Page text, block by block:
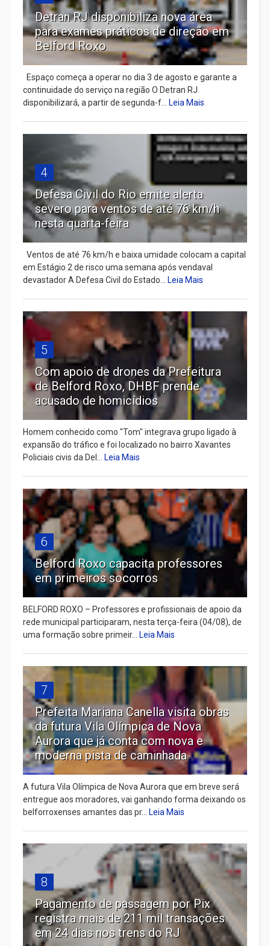
Detran RJ disponibiliza nova área
para exames práticos de direção em
Belford Roxo
Espaço começa a operar no dia 3 de agosto e garante a
continuidade do serviço na região O Detran RJ
disponibilizará, a partir de segunda-f... Leia Mais
4
Defesa Civil do Rio emite alerta
severo para ventos de até 76 km/h
nesta quarta-feira
Ventos de até 76 km/h e baixa umidade colocam a capital
em Estágio 2 de risco uma semana após vendaval
devastador A Defesa Civil do Estado... Leia Mais
5
Com apoio de drones da Prefeitura
de Belford Roxo, DHBF prende
acusado de homicídios
Homem conhecido como "Tom" integrava grupo ligado à
expansão do tráfico e foi localizado no bairro Xavantes
Policiais civis da Del... Leia Mais
6
Belford Roxo capacita professores
em primeiros socorros
BELFORD ROXO – Professores e profissionais de apoio da
rede municipal participaram, nesta terça-feira (04/08), de
uma formação sobre primeir... Leia Mais
7
Prefeita Mariana Canella visita obras
da futura Vila Olímpica de Nova
Aurora que já conta com nova e
moderna pista de caminhada
A futura Vila Olímpica de Nova Aurora que em breve será
entregue aos moradores, vai ganhando forma deixando os
belforroxenses amantes das pr... Leia Mais
8
Pagamento de passagem por Pix
registra mais de 211 mil transações
em 24 dias nos trens do RJ